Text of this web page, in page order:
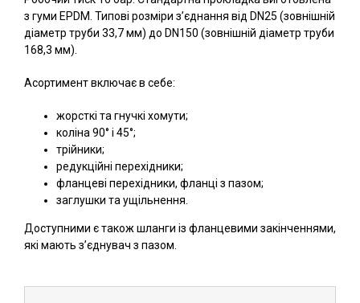
з гуми EPDM. Типові розміри з’єднання від DN25 (зовнішній
діаметр труби 33,7 мм) до DN150 (зовнішній діаметр труби
168,3 мм).
Асортимент включає в себе:
жорсткі та гнучкі хомути;
коліна 90° і 45°;
трійники;
редукційні перехідники;
фланцеві перехідники, фланці з пазом;
заглушки та ущільнення.
Доступними є також шланги із фланцевими закінченнями,
які мають з’єднувач з пазом.